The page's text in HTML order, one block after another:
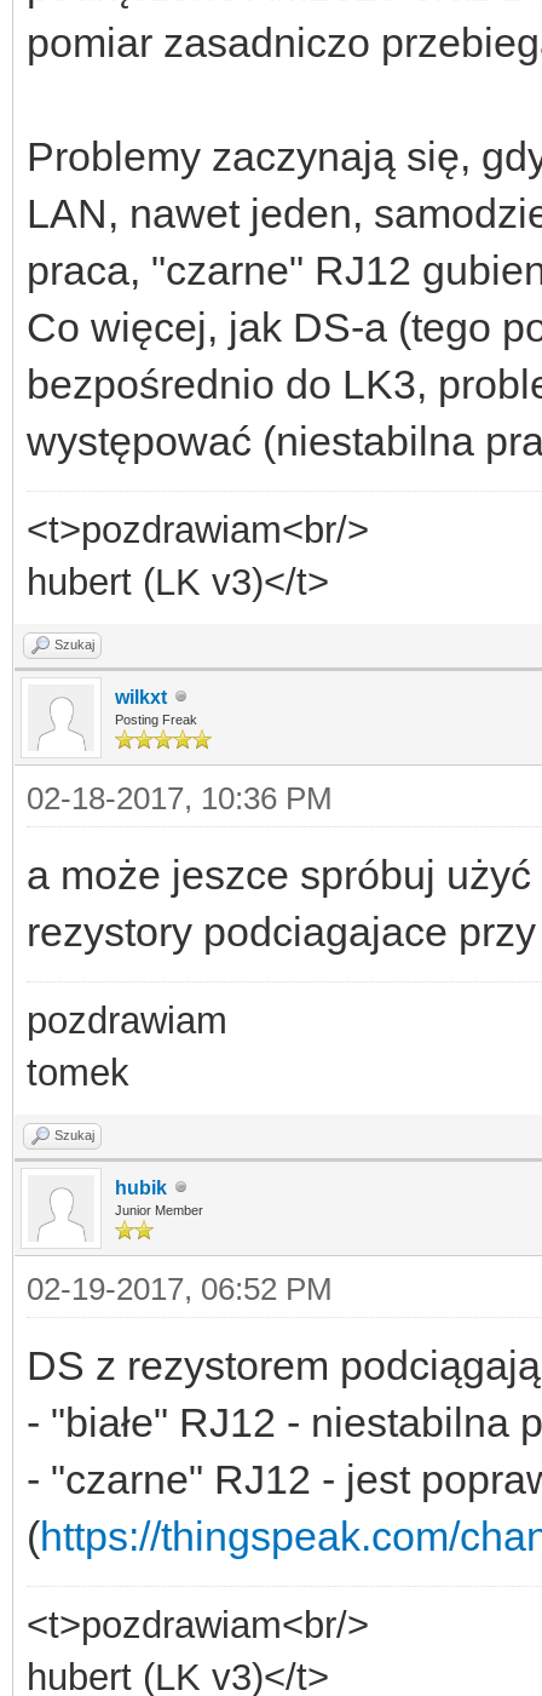
pomiar zasadniczo
Problemy zaczynają się,
LAN, nawet jeden,
praca, "czarne" RJ12
Co więcej, jak DS-a (tego
bezpośrednio do LK3,
występować (niestabilna
<t>pozdrawiam<br/>
hubert (LK v3)</t>
Szukaj
wilkxt
Posting Freak
02-18-2017, 10:36 PM
a może jeszce spróbuj
rezystory podciagajace
pozdrawiam
tomek
Szukaj
hubik
Junior Member
02-19-2017, 06:52 PM
DS z rezystorem
- "białe" RJ12 - niestabilna
- "czarne" RJ12 - jest
(https://thingspeak.com/
<t>pozdrawiam<br/>
hubert (LK v3)</t>